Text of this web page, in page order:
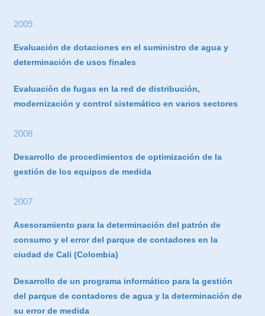
2009
Evaluación de dotaciones en el suministro de agua y
determinación de usos finales
Evaluación de fugas en la red de distribución,
modernización y control sistemático en varios sectores
2008
Desarrollo de procedimientos de optimización de la
gestión de los equipos de medida
2007
Asesoramiento para la determinación del patrón de
consumo y el error del parque de contadores en la
ciudad de Cali (Colombia)
Desarrollo de un programa informático para la gestión
del parque de contadores de agua y la determinación de
su error de medida